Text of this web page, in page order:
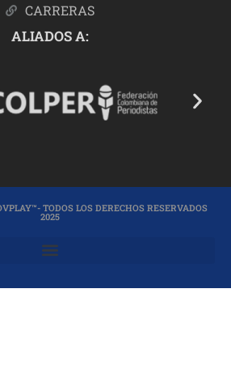
CARRERAS
ALIADOS A:
TODOS LOS DERECHOS RESERVADOS
2025